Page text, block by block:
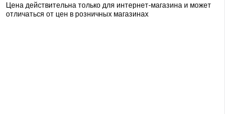
Цена действительна только для интернет-магазина и может
отличаться от цен в розничных магазинах